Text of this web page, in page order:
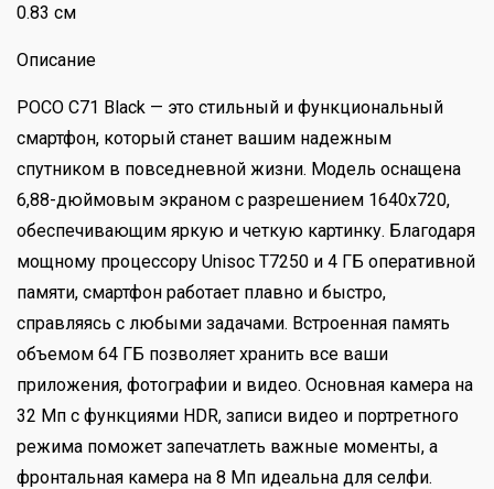
0.83 см
Описание
POCO C71 Black — это стильный и функциональный
смартфон, который станет вашим надежным
спутником в повседневной жизни. Модель оснащена
6,88-дюймовым экраном с разрешением 1640х720,
обеспечивающим яркую и четкую картинку. Благодаря
мощному процессору Unisoc T7250 и 4 ГБ оперативной
памяти, смартфон работает плавно и быстро,
справляясь с любыми задачами. Встроенная память
объемом 64 ГБ позволяет хранить все ваши
приложения, фотографии и видео. Основная камера на
32 Мп с функциями HDR, записи видео и портретного
режима поможет запечатлеть важные моменты, а
фронтальная камера на 8 Мп идеальна для селфи.